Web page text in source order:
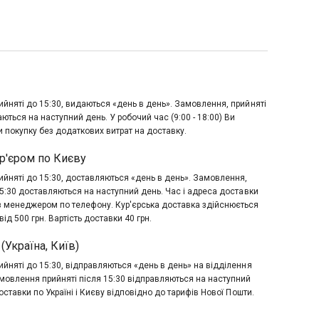
до 15:30, видаються «день в день». Замовлення, прийняті
на наступний день. У робочий час (9:00 - 18:00) Ви
без додаткових витрат на доставку.
по Києву
до 15:30, доставляються «день в день». Замовлення,
доставляються на наступний день. Час і адреса доставки
менеджером по телефону. Кур'єрська доставка здійснюється
500 грн. Вартість доставки 40 грн.
Київ)
до 15:30, відправляються «день в день» на відділення
прийняті після 15:30 відправляються на наступний
по Україні і Києву відповідно до тарифів Нової Пошти.